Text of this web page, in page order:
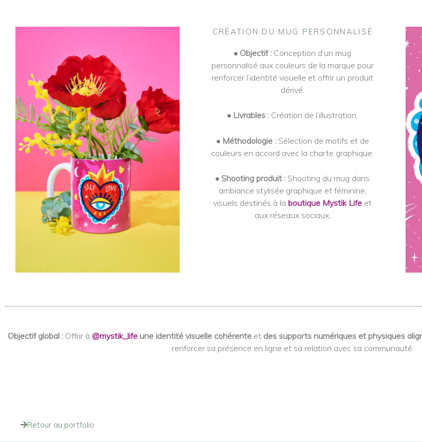
CRÉATION DU MUG PERSONNALISÉ
• Objectif : Conception d’un mug
personnalisé aux couleurs de la marque pour
renforcer l’identité visuelle et offrir un produit
dérivé.
• Livrables : Création de l’illustration.
• Méthodologie :Sélection de motifs et de
couleurs en accord avec la charte graphique.
• Shooting produit : Shooting du mug dans
ambiance stylisée graphique et féminine,
visuels destinés à la boutique Mystik Life et
aux réseaux sociaux.
Objectif global : Offrir à @mystik_life une identité visuelle cohérente et des supports numériques et physiques
renforcer sa présence en ligne et sa relation avec sa communauté.
Retour au portfolio